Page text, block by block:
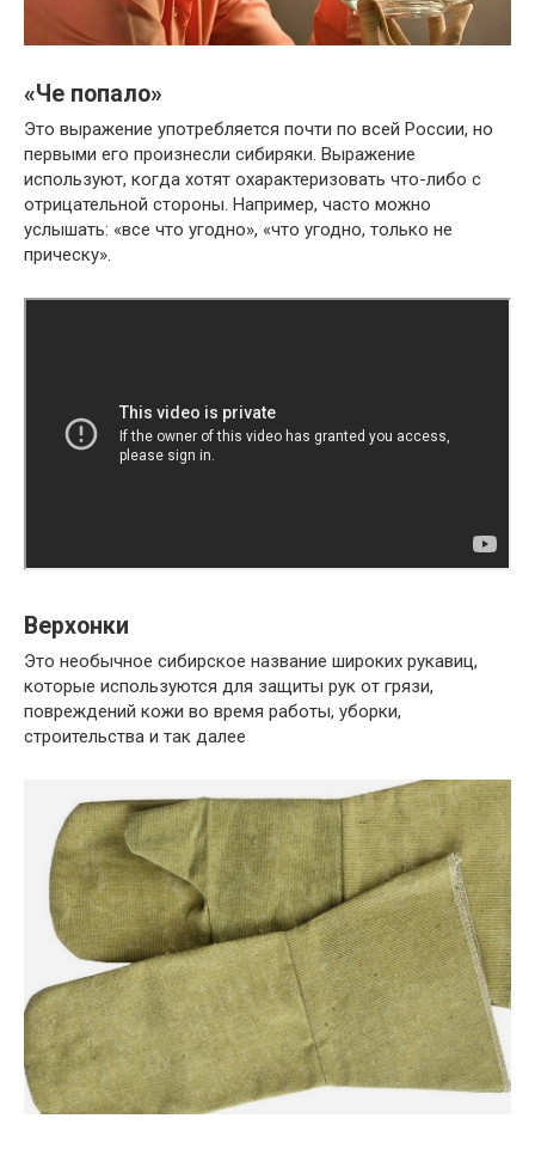
«Че попало»
Это выражение употребляется почти по всей России, но
первыми его произнесли сибиряки. Выражение
используют, когда хотят охарактеризовать что-либо с
отрицательной стороны. Например, часто можно
услышать: «все что угодно», «что угодно, только не
прическу».
Верхонки
Это необычное сибирское название широких рукавиц,
которые используются для защиты рук от грязи,
повреждений кожи во время работы, уборки,
строительства и так далее